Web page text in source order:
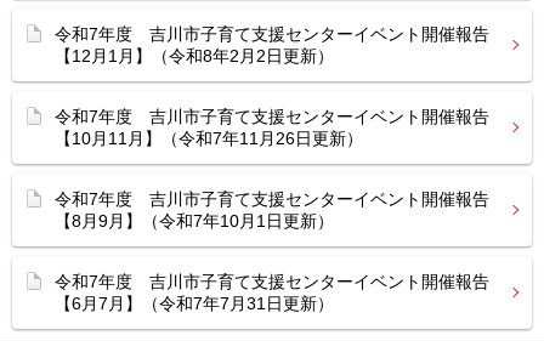
令和7年度 吉川市子育て支援センターイベント開催報告
【12月1月】（令和8年2月2日更新）
令和7年度 吉川市子育て支援センターイベント開催報告
【10月11月】（令和7年11月26日更新）
令和7年度 吉川市子育て支援センターイベント開催報告
【8月9月】（令和7年10月1日更新）
令和7年度 吉川市子育て支援センターイベント開催報告
【6月7月】（令和7年7月31日更新）